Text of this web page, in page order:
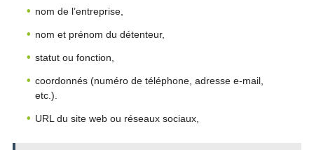
nom de l’entreprise,
nom et prénom du détenteur,
statut ou fonction,
coordonnés (numéro de téléphone, adresse e-mail,
etc.).
URL du site web ou réseaux sociaux,